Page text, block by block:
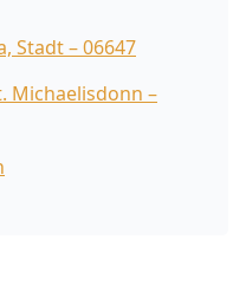
Stadt – 06647
Michaelisdonn –